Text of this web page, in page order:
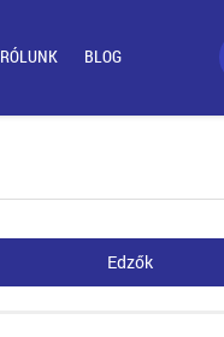
RÓLUNK BLOG
Edzők